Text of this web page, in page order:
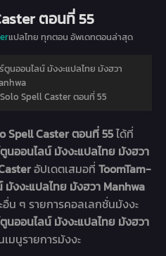
ตอนที่ 55
แปลไทย ทุกตอน อัพเดทตอนล่าสุด
นออนไลน์ มังงะแปลไทย มังฮวา
Solo Spell Caster ตอนที่ 55
Spell Caster ตอนที่ 55ได้ที่
นออนไลน์ มังงะแปลไทย มังฮวา
อัปเดตเสมอที่ ToomTam-
งงะแปลไทย มังฮวา Manhwa
น ๆ รายการคอลเลกชั่นมังงะ
นออนไลน์ มังงะแปลไทย มังฮวา
เมนูรายการมังงะ